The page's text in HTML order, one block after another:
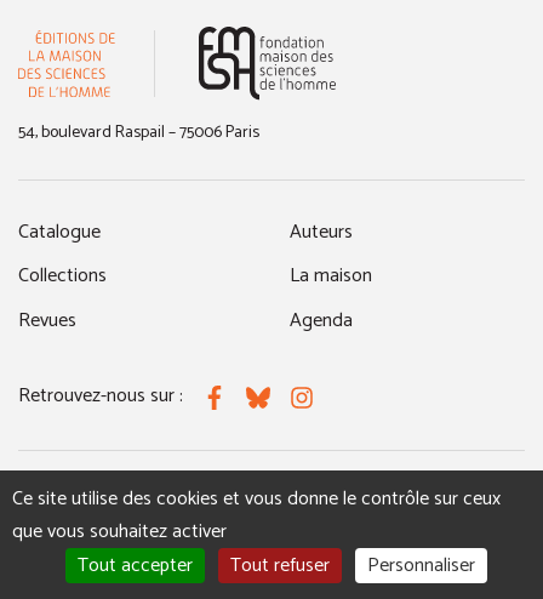
54, boulevard Raspail – 75006 Paris
Catalogue
Collections
Revues
Auteurs
La maison
Agenda
Retrouvez-nous sur : FacebookBlueskyInstagram
MENTIONS LÉGALES NOUS CONTACTER
Ce site utilise des cookies et vous donne le contrôle sur ceux
que vous souhaitez activer
Tout accepter
Tout refuser Personnaliser